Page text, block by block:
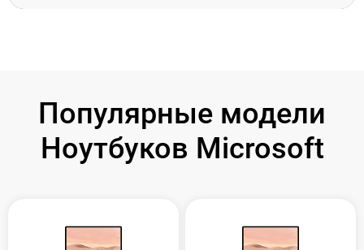
Популярные модели
Ноутбуков Microsoft